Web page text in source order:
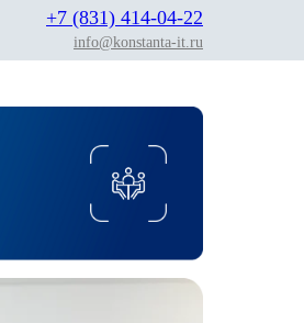
+7 (831) 414-04-22
info@konstanta-it.ru